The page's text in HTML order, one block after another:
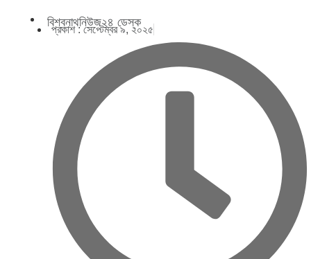
বিশ্বনাথনিউজ২৪ ডেস্ক
প্রকাশ : সেপ্টেম্বর ৯, ২০২৫